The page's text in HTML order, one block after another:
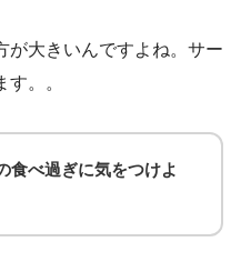
が大きいんですよね。サー
。。
食べ過ぎに気をつけよ